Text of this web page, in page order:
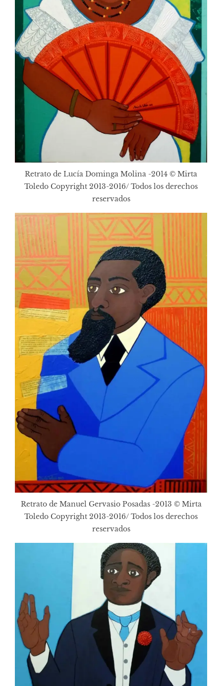
Retrato de Lucía Dominga Molina -2014 © Mirta
Toledo Copyright 2013-2016/ Todos los derechos
reservados
Retrato de Manuel Gervasio Posadas -2013 © Mirta
Toledo Copyright 2013-2016/ Todos los derechos
reservados